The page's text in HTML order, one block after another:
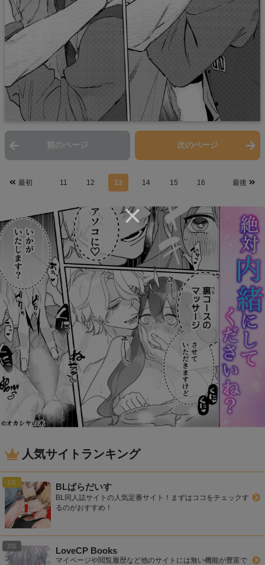
前のページ 次のページ
最初 11 12 13 14 15 16 最後
人気サイトランキング
BLぱらだいす
BL同人誌サイトの人気定番サイト！まずはココをチェックす
るのがおすすめ！
LoveCP Books
マイページや閲覧履歴など他のサイトには無い機能が豊富で